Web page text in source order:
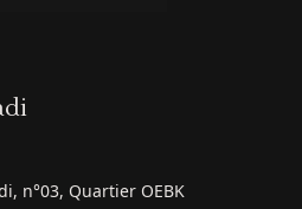
n°03, Quartier OEBK